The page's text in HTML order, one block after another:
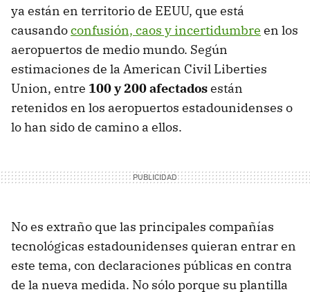
ya están en territorio de EEUU, que está
causandoconfusión, caos y incertidumbre en los
aeropuertos de medio mundo. Según
estimaciones de la American Civil Liberties
Union, entre 100 y 200 afectadosestán
retenidos en los aeropuertos estadounidenses o
lo han sido de camino a ellos.
No es extraño que las principales compañías
tecnológicas estadounidenses quieran entrar en
este tema, con declaraciones públicas en contra
de la nueva medida. No sólo porque su plantilla